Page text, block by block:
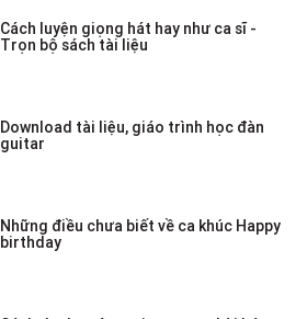
Cách luyện giọng hát hay như ca sĩ -
Trọn bộ sách tài liệu
Download tài liệu, giáo trình học đàn
guitar
Những điều chưa biết về ca khúc Happy
birthday